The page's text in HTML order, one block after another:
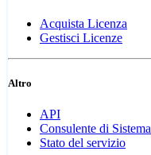
Acquista Licenza
Gestisci Licenze
Altro
API
Consulente di Sistema
Stato del servizio